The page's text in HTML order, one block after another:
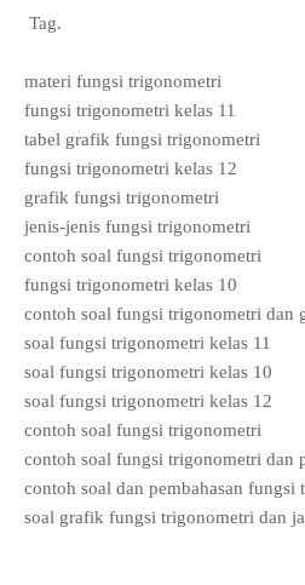
Tag.
materi fungsi trigonometri
fungsi trigonometri kelas 11
tabel grafik fungsi trigonometri
fungsi trigonometri kelas 12
grafik fungsi trigonometri
jenis-jenis fungsi trigonometri
contoh soal fungsi trigonometri
fungsi trigonometri kelas 10
contoh soal fungsi trigonometri dan
soal fungsi trigonometri kelas 11
soal fungsi trigonometri kelas 10
soal fungsi trigonometri kelas 12
contoh soal fungsi trigonometri
contoh soal fungsi trigonometri dan
contoh soal dan pembahasan fungsi
soal grafik fungsi trigonometri dan